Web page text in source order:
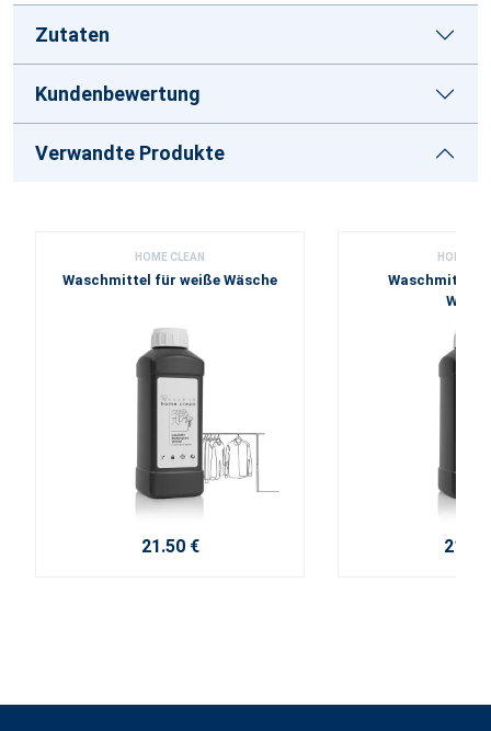
Zutaten
Kundenbewertung
Verwandte Produkte
HOME CLEAN
Waschmittel für weiße Wäsche
21.50 €
HOME
Waschmittel
21.50